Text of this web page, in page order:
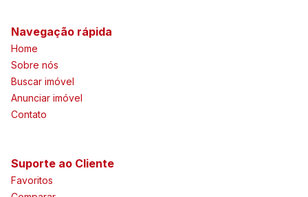
Navegação rápida
Home
Sobre nós
Buscar imóvel
Anunciar imóvel
Contato
Suporte ao Cliente
Favoritos